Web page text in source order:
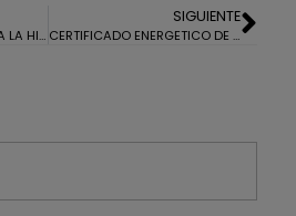
TASACION OFICIAL PARA LA HIPOTECA DE UNA CASA EN ISLA CRISTINA
SIGUIENTE
CERTIFICADO ENERGETICO DE UN PISO EN ISLA CRISTINA